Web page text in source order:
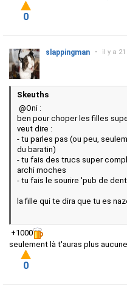
0
slappingman • il y a
Skeuths
@Oni :
ben pour choper les filles
veut dire :
- tu parles pas (ou peu,
du baratin)
- tu fais des trucs super
archi moches
- tu fais le sourire 'pub de
la fille qui te dira que tu es
+1000
seulement là t'auras plus
0